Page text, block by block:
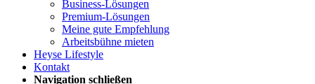
Business-Lösungen
Premium-Lösungen
Meine gute Empfehlung
Arbeitsbühne mieten
Heyse Lifestyle
Kontakt
Navigation schließen